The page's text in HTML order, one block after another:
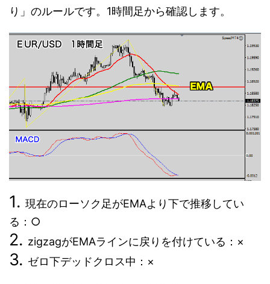
り」のルールです。1時間足から確認します。
現在のローソク足がEMAより下で推移してい
る：○
zigzagがEMAラインに戻りを付けている：×
ゼロ下デッドクロス中：×